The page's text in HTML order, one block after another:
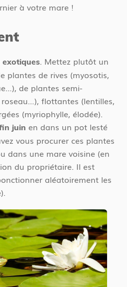
à votre mare !
exotiques. Mettez plutôt un
plantes de rives (myosotis,
de plantes semi-
flottantes (lentilles,
(myriophylle, élodée).
juin en dans un pot lesté
vous procurer ces plantes
dans une mare voisine (en
du propriétaire. Il est
aléatoirement les